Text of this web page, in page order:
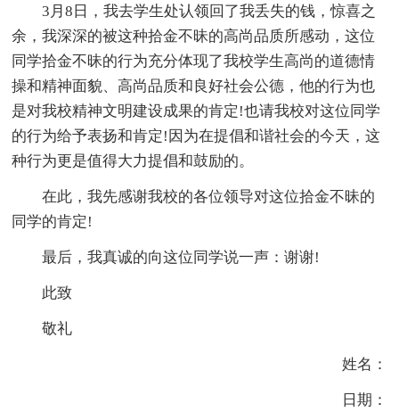
3月8日，我去学生处认领回了我丢失的钱，惊喜之
余，我深深的被这种拾金不昧的高尚品质所感动，这位
同学拾金不昧的行为充分体现了我校学生高尚的道德情
操和精神面貌、高尚品质和良好社会公德，他的行为也
是对我校精神文明建设成果的肯定!也请我校对这位同学
的行为给予表扬和肯定!因为在提倡和谐社会的今天，这
种行为更是值得大力提倡和鼓励的。
在此，我先感谢我校的各位领导对这位拾金不昧的
同学的肯定!
最后，我真诚的向这位同学说一声：谢谢!
此致
敬礼
姓名：
日期：